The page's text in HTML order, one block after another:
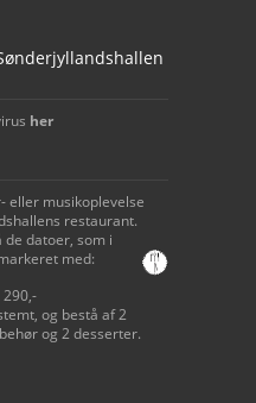
her
eller musikoplevelse
restaurant.
datoer, som i
med:
og bestå af 2
og 2 desserter.